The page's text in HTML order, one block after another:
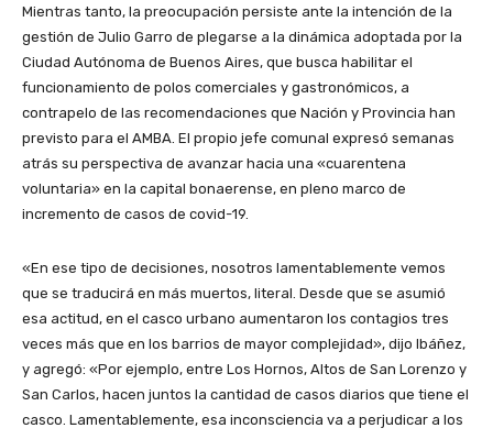
Mientras tanto, la preocupación persiste ante la intención de la
gestión de Julio Garro de plegarse a la dinámica adoptada por la
Ciudad Autónoma de Buenos Aires, que busca habilitar el
funcionamiento de polos comerciales y gastronómicos, a
contrapelo de las recomendaciones que Nación y Provincia han
previsto para el AMBA. El propio jefe comunal expresó semanas
atrás su perspectiva de avanzar hacia una «cuarentena
voluntaria» en la capital bonaerense, en pleno marco de
incremento de casos de covid-19.
«En ese tipo de decisiones, nosotros lamentablemente vemos
que se traducirá en más muertos, literal. Desde que se asumió
esa actitud, en el casco urbano aumentaron los contagios tres
veces más que en los barrios de mayor complejidad», dijo Ibáñez,
y agregó: «Por ejemplo, entre Los Hornos, Altos de San Lorenzo y
San Carlos, hacen juntos la cantidad de casos diarios que tiene el
casco. Lamentablemente, esa inconsciencia va a perjudicar a los